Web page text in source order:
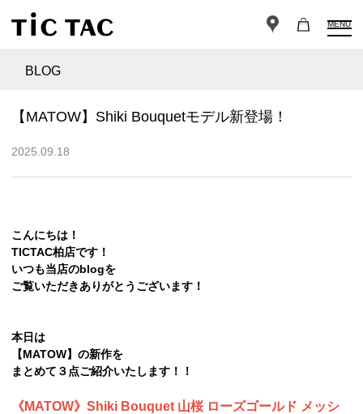
MENU
BLOG
【MATOW】Shiki Bouquetモデル新登場！
2025.09.18
こんにちは！
TICTAC柏店です！
いつも当店のblogを
ご覧いただきありがとうございます！
本日は
【MATOW】の新作を
まとめて３点ご紹介いたします！！
《MATOW》Shiki Bouquet 山桜 ローズゴールド メッシ